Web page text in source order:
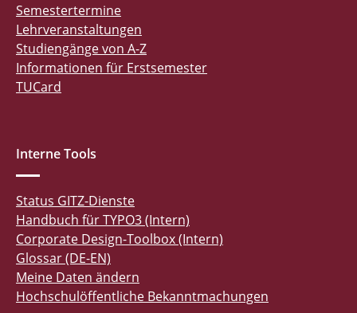
Semestertermine
Lehrveranstaltungen
Studiengänge von A-Z
Informationen für Erstsemester
TUCard
Interne Tools
Status GITZ-Dienste
Handbuch für TYPO3 (Intern)
Corporate Design-Toolbox (Intern)
Glossar (DE-EN)
Meine Daten ändern
Hochschulöffentliche Bekanntmachungen